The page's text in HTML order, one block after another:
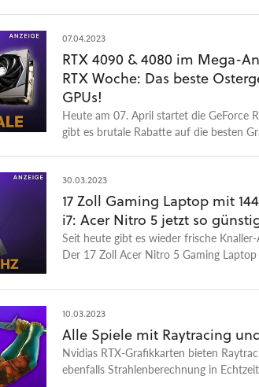
07.04.2023
RTX 4090 & 4080 im Mega-
RTX Woche: Das beste
GPUs!
Heute am 07. April startet die GeForce
gibt es brutale Rabatte auf die besten
30.03.2023
17 Zoll Gaming Laptop mit
i7: Acer Nitro 5 jetzt so
Seit heute gibt es wieder frische
Der 17 Zoll Acer Nitro 5 Gaming
10.03.2023
Alle Spiele mit Raytracing
Nvidias RTX-Grafikkarten bieten
ebenfalls Strahlenberechnung in